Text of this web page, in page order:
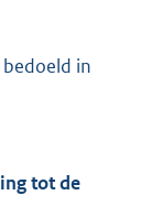
bedoeld in
tot de